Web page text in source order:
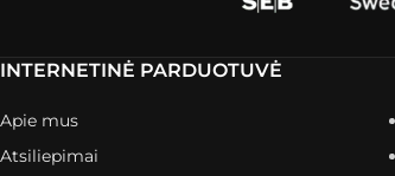
INTERNETINĖ PARDUOTUVĖ
Apie mus
Atsiliepimai